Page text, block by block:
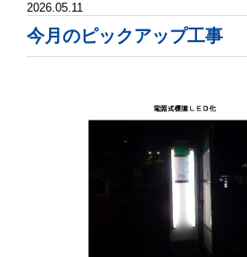
2026.05.11
今月のピックアップ工事